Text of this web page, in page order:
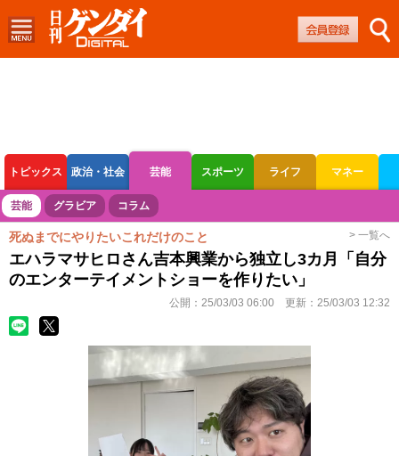
トピックス 政治・社会 芸能 スポーツ ライフ マネー
ボートレース 競輪 オートレース
芸能 グラビア コラム
死ぬまでにやりたいこれだけのこと > 一覧へ
エハラマサヒロさん吉本興業から独立し3カ月「自分
のエンターテイメントショーを作りたい」
公開： 25/03/03 06:00 更新： 25/03/03 12:32